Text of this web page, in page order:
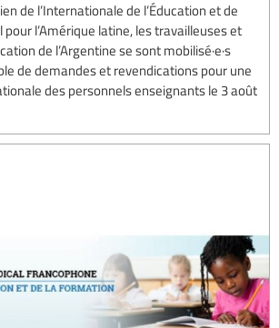
de l’Internationale de l’Éducation et de
l’Amérique latine, les travailleuses et
de l’Argentine se sont mobilisé·e·s
de demandes et revendications pour une
des personnels enseignants le 3 août